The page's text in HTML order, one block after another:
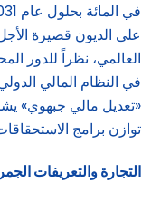
على الديون قصيرة
العالمي، نظراً للدور
في النظام المالي
«تعديل مالي جبهوي»
توازن برامج
التجارة والتعريفات